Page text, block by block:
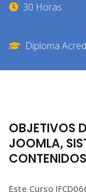
30 Horas
Diploma
OBJETIVOS
JOOMLA,
Este Curso